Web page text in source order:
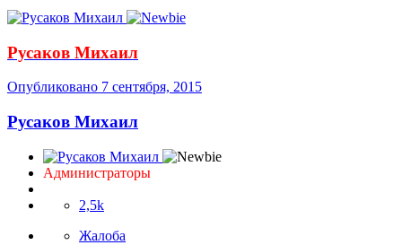
Русаков Михаил
Опубликовано 7 сентября, 2015
Русаков Михаил
Администраторы
2,5k
Жалоба